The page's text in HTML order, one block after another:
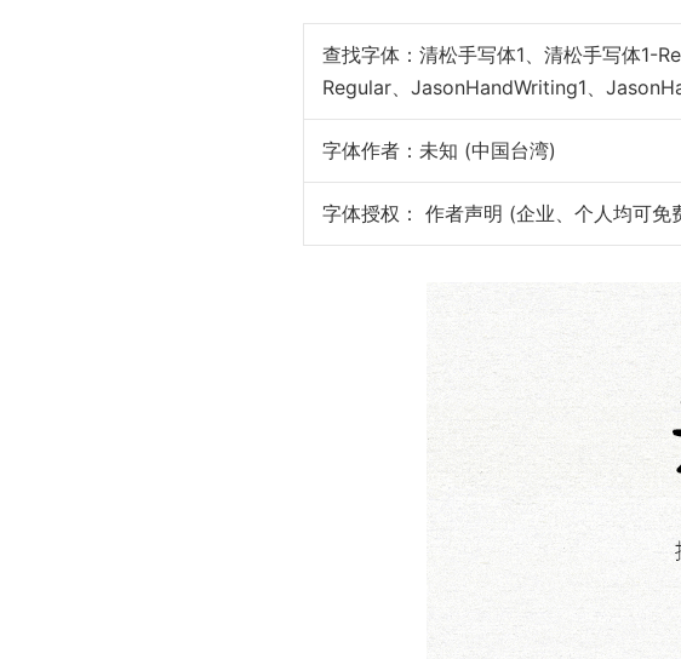
查找字体： 清松手写体1、清松手写体1-
Regular、JasonHandWriting1、
字体作者：未知 (中国台湾)
字体授权： 作者声明 (企业、个人